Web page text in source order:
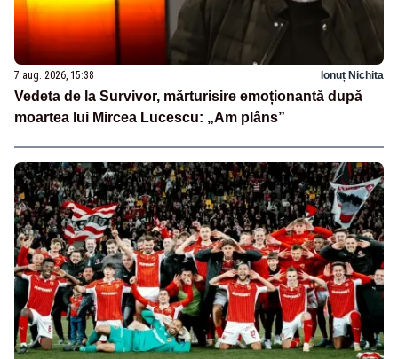
7 aug. 2026, 15:38 Ionuț Nichita
Vedeta de la Survivor, mărturisire emoționantă după
moartea lui Mircea Lucescu: „Am plâns”